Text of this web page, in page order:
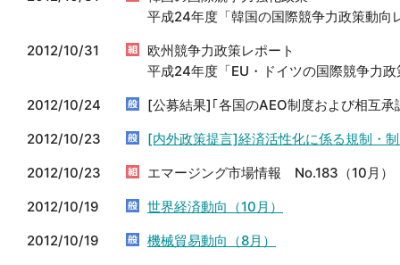
平成24年度「韓国の国際競争力政策動
2012/10/31
欧州競争力政策レポート
平成24年度「EU・ドイツの国際競争力
2012/10/24
[公募結果]｢各国のAEO制度および相互承
2012/10/23
[内外政策提言]経済活性化に係る規制・
2012/10/23
エマージング市場情報 No.183（10月）
2012/10/19
世界経済動向（10月）
2012/10/19
機械貿易動向（8月）